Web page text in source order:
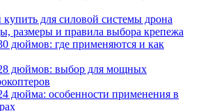
для силовой системы дрона
размеры и правила выбора крепежа
дюймов: где применяются и как
дюймов: выбор для мощных
дюйма: особенности применения в